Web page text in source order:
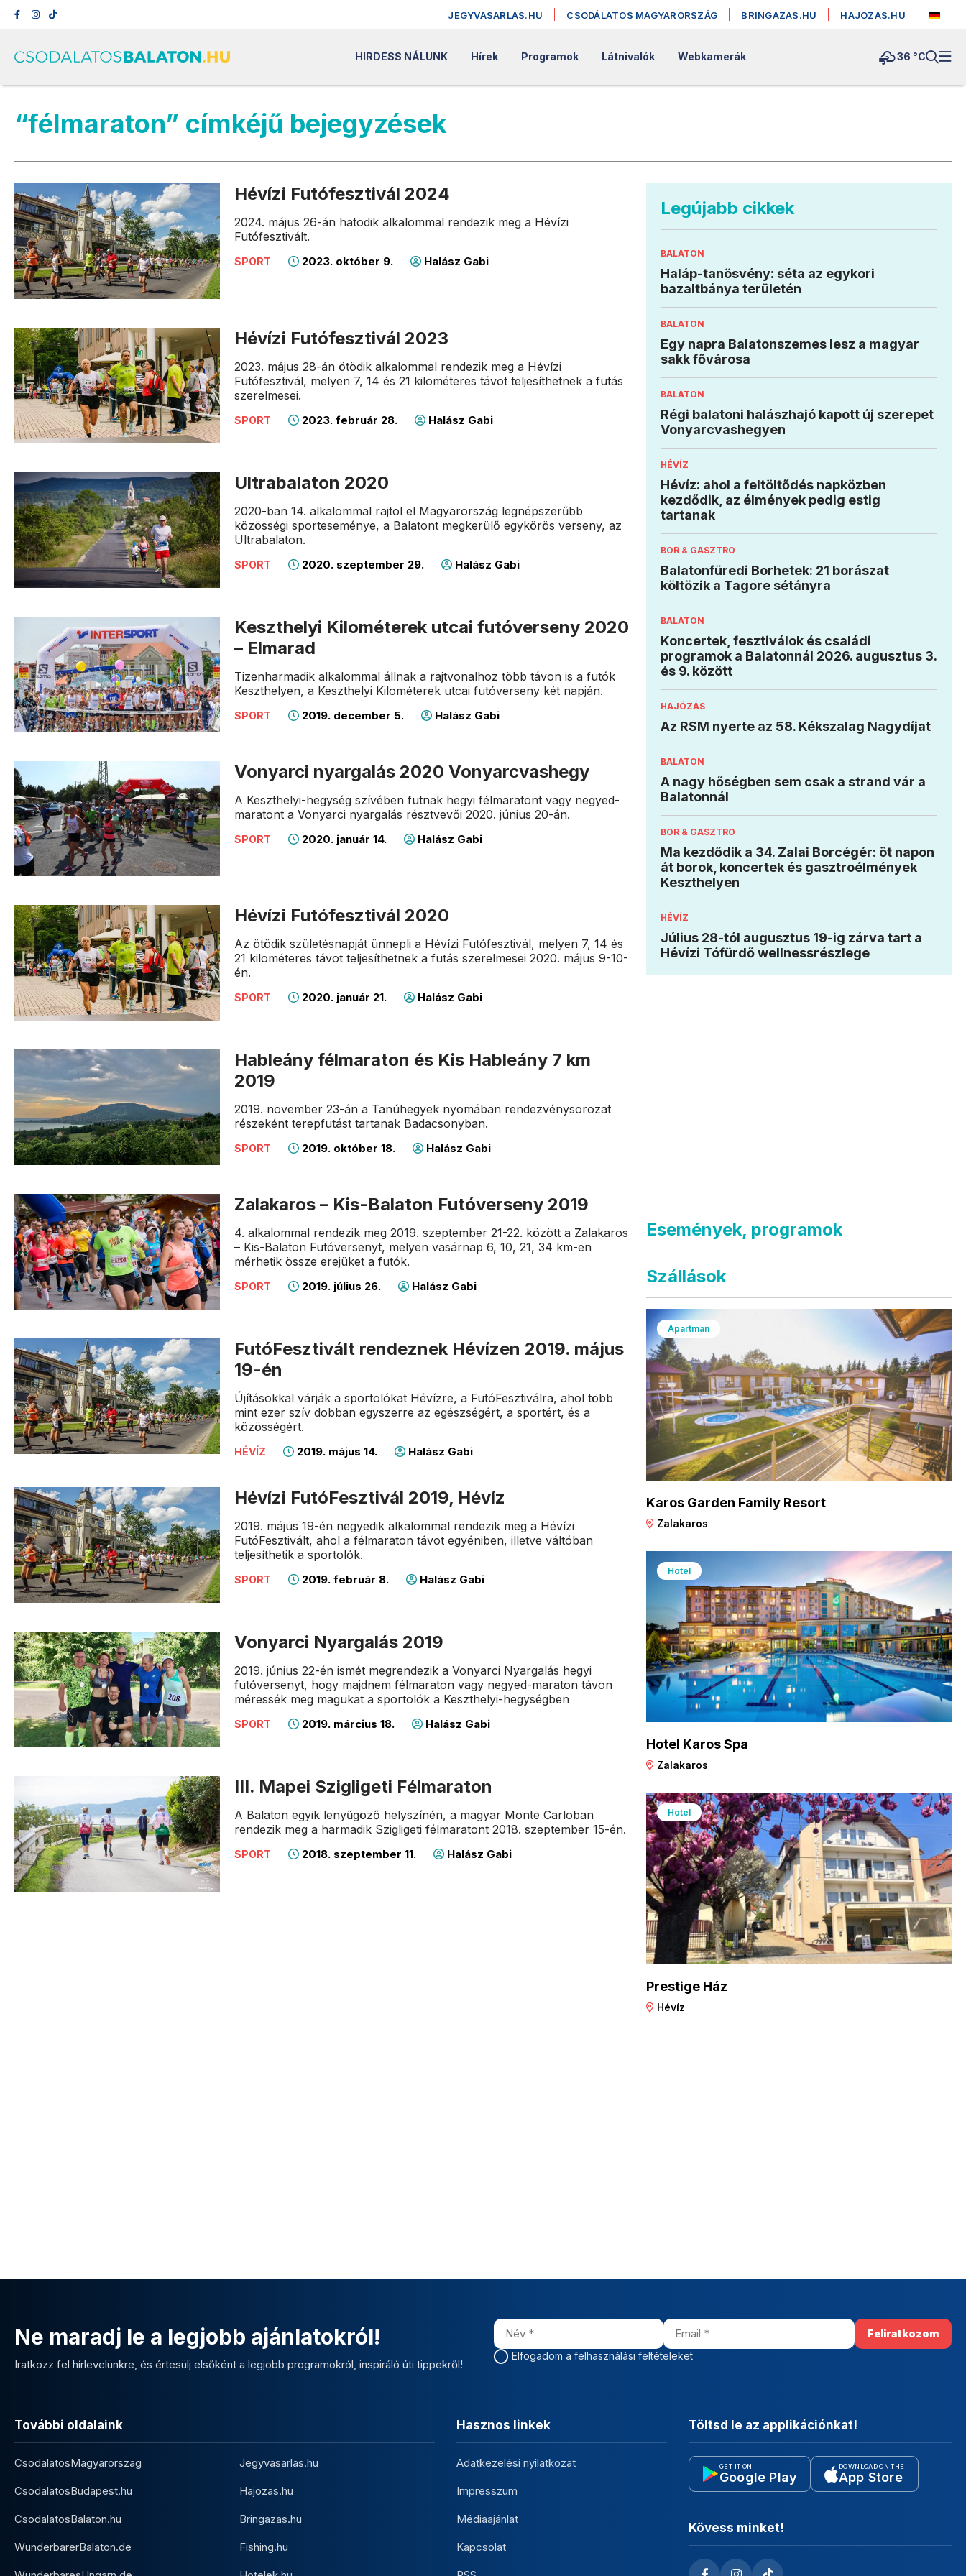
JEGYVASARLAS.HU CSODÁLATOS MAGYARORSZÁG BRINGAZAS.HU HAJOZAS.HU
HIRDESS NÁLUNK Hírek Programok Látnivalók Webkamerák 36 °C
“félmaraton” címkéjű bejegyzések
Hévízi Futófesztivál 2024
2024. május 26-án hatodik alkalommal rendezik meg a Hévízi
Futófesztivált.
SPORT 2023. október 9. Halász Gabi
Hévízi Futófesztivál 2023
2023. május 28-án ötödik alkalommal rendezik meg a Hévízi
Futófesztivál, melyen 7, 14 és 21 kilométeres távot teljesíthetnek a futás
szerelmesei.
SPORT 2023. február 28. Halász Gabi
Ultrabalaton 2020
2020-ban 14. alkalommal rajtol el Magyarország legnépszerűbb
közösségi sporteseménye, a Balatont megkerülő egykörös verseny, az
Ultrabalaton.
SPORT 2020. szeptember 29. Halász Gabi
Keszthelyi Kilométerek utcai futóverseny 2020
– Elmarad
Tizenharmadik alkalommal állnak a rajtvonalhoz több távon is a futók
Keszthelyen, a Keszthelyi Kilométerek utcai futóverseny két napján.
SPORT 2019. december 5. Halász Gabi
Vonyarci nyargalás 2020 Vonyarcvashegy
A Keszthelyi-hegység szívében futnak hegyi félmaratont vagy negyed-
maratont a Vonyarci nyargalás résztvevői 2020. június 20-án.
SPORT 2020. január 14. Halász Gabi
Hévízi Futófesztivál 2020
Az ötödik születésnapját ünnepli a Hévízi Futófesztivál, melyen 7, 14 és
21 kilométeres távot teljesíthetnek a futás szerelmesei 2020. május 9-10-
én.
SPORT 2020. január 21. Halász Gabi
Hableány félmaraton és Kis Hableány 7 km
2019
2019. november 23-án a Tanúhegyek nyomában rendezvénysorozat
részeként terepfutást tartanak Badacsonyban.
SPORT 2019. október 18. Halász Gabi
Zalakaros – Kis-Balaton Futóverseny 2019
4. alkalommal rendezik meg 2019. szeptember 21-22. között a Zalakaros
– Kis-Balaton Futóversenyt, melyen vasárnap 6, 10, 21, 34 km-en
mérhetik össze erejüket a futók.
SPORT 2019. július 26. Halász Gabi
FutóFesztivált rendeznek Hévízen 2019. május
19-én
Újításokkal várják a sportolókat Hévízre, a FutóFesztiválra, ahol több
mint ezer szív dobban egyszerre az egészségért, a sportért, és a
közösségért.
HÉVÍZ 2019. május 14. Halász Gabi
Hévízi FutóFesztivál 2019, Hévíz
2019. május 19-én negyedik alkalommal rendezik meg a Hévízi
FutóFesztivált, ahol a félmaraton távot egyéniben, illetve váltóban
teljesíthetik a sportolók.
SPORT 2019. február 8. Halász Gabi
Vonyarci Nyargalás 2019
2019. június 22-én ismét megrendezik a Vonyarci Nyargalás hegyi
futóversenyt, hogy majdnem félmaraton vagy negyed-maraton távon
méressék meg magukat a sportolók a Keszthelyi-hegységben
SPORT 2019. március 18. Halász Gabi
III. Mapei Szigligeti Félmaraton
A Balaton egyik lenyűgöző helyszínén, a magyar Monte Carloban
rendezik meg a harmadik Szigligeti félmaratont 2018. szeptember 15-én.
SPORT 2018. szeptember 11. Halász Gabi
Legújabb cikkek
BALATON
Haláp-tanösvény: séta az egykori
bazaltbánya területén
BALATON
Egy napra Balatonszemes lesz a magyar
sakk fővárosa
BALATON
Régi balatoni halászhajó kapott új szerepet
Vonyarcvashegyen
HÉVÍZ
Hévíz: ahol a feltöltődés napközben
kezdődik, az élmények pedig estig
tartanak
BOR & GASZTRO
Balatonfüredi Borhetek: 21 borászat
költözik a Tagore sétányra
BALATON
Koncertek, fesztiválok és családi
programok a Balatonnál 2026. augusztus 3.
és 9. között
HAJÓZÁS
Az RSM nyerte az 58. Kékszalag Nagydíjat
BALATON
A nagy hőségben sem csak a strand vár a
Balatonnál
BOR & GASZTRO
Ma kezdődik a 34. Zalai Borcégér: öt napon
át borok, koncertek és gasztroélmények
Keszthelyen
HÉVÍZ
Július 28-tól augusztus 19-ig zárva tart a
Hévízi Tófürdő wellnessrészlege
Események, programok
Szállások
Apartman
Karos Garden Family Resort
Zalakaros
Hotel
Hotel Karos Spa
Zalakaros
Hotel
Prestige Ház
Hévíz
Ne maradj le a legjobb ajánlatokról!
Iratkozz fel hírlevelünkre, és értesülj elsőként a legjobb programokról, inspiráló úti tippekről!
Elfogadom a felhasználási feltételeket
További oldalaink
CsodalatosMagyarorszag
CsodalatosBudapest.hu
CsodalatosBalaton.hu
WunderbarerBalaton.de
Jegyvasarlas.hu
Hajozas.hu
Bringazas.hu
Fishing.hu
Hasznos linkek
Adatkezelési nyilatkozat
Impresszum
Médiaajánlat
Kapcsolat
Töltsd le az applikációnkat!
GET IT ON
Google Play
DOWNLOAD ON THE
App Store
Kövess minket!